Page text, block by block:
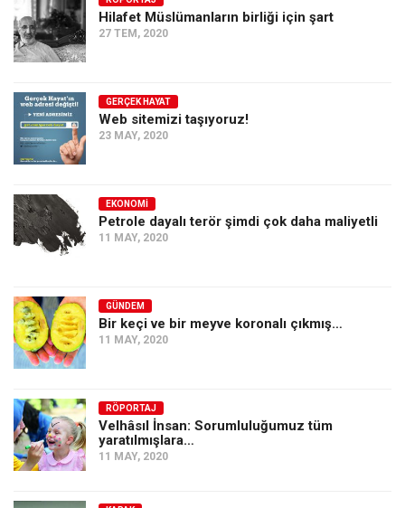
Ekonomi
Spor
Sağlık
Gıda-Beslenme
Türkiye
Siyaset
Dünya
Asya
Amerika
Avustralya
Tarih
Düşünce
Hilafet Müslümanların birliği için şart
27 TEM, 2020
GERÇEK HAYAT
Web sitemizi taşıyoruz!
23 MAY, 2020
EKONOMI
Petrole dayalı terör şimdi çok daha maliyetli
11 MAY, 2020
GÜNDEM
Bir keçi ve bir meyve koronalı çıkmış…
11 MAY, 2020
RÖPORTAJ
Velhâsıl İnsan: Sorumluluğumuz tüm
yaratılmışlara…
11 MAY, 2020